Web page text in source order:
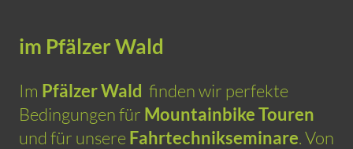
im Pfälzer Wald
Im Pfälzer Wald finden wir perfekte
Bedingungen für Mountainbike Touren
und für unsere Fahrtechnikseminare. Von